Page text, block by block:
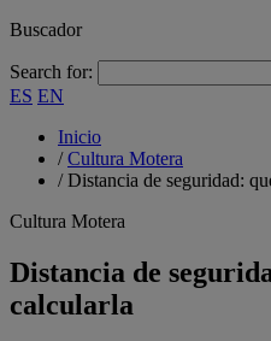
Buscador
Search for:
ES EN
Inicio
/Cultura Motera
/Distancia de seguridad:
Cultura Motera
Distancia de
calcularla